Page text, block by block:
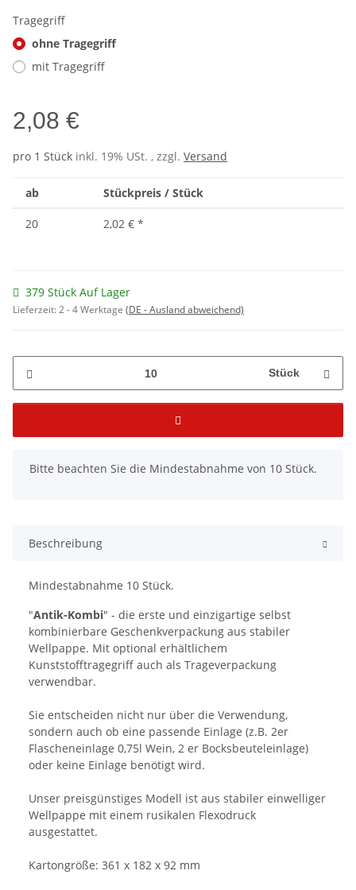
Tragegriff
ohne Tragegriff
mit Tragegriff
2,08 €
pro 1 Stück inkl. 19% USt. , zzgl. Versand
ab Stückpreis / Stück
20 2,02 € *
379 Stück Auf Lager
Lieferzeit:2 - 4 Werktage (DE - Ausland abweichend)
Stück
x
Bitte beachten Sie die Mindestabnahme von 10 Stück.
Beschreibung
Mindestabnahme 10 Stück.
"Antik-Kombi" - die erste und einzigartige selbst
kombinierbare Geschenkverpackung aus stabiler
Wellpappe. Mit optional erhältlichem
Kunststofftragegriff auch als Trageverpackung
verwendbar.
Sie entscheiden nicht nur über die Verwendung,
sondern auch ob eine passende Einlage (z.B. 2er
Flascheneinlage 0,75l Wein, 2 er Bocksbeuteleinlage)
oder keine Einlage benötigt wird.
Unser preisgünstiges Modell ist aus stabiler einwelliger
Wellpappe mit einem rusikalen Flexodruck
ausgestattet.
Kartongröße: 361 x 182 x 92 mm